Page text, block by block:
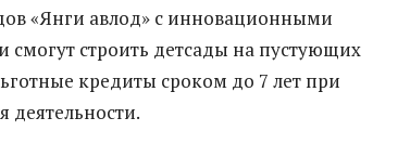
«Янги авлод» с инновационными
строить детсады на пустующих
кредиты сроком до 7 лет при
деятельности.